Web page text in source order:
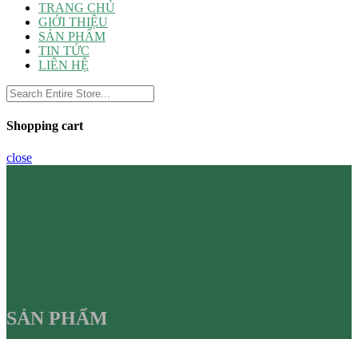
TRANG CHỦ
GIỚI THIỆU
SẢN PHẨM
TIN TỨC
LIÊN HỆ
Shopping cart
close
SẢN PHẨM